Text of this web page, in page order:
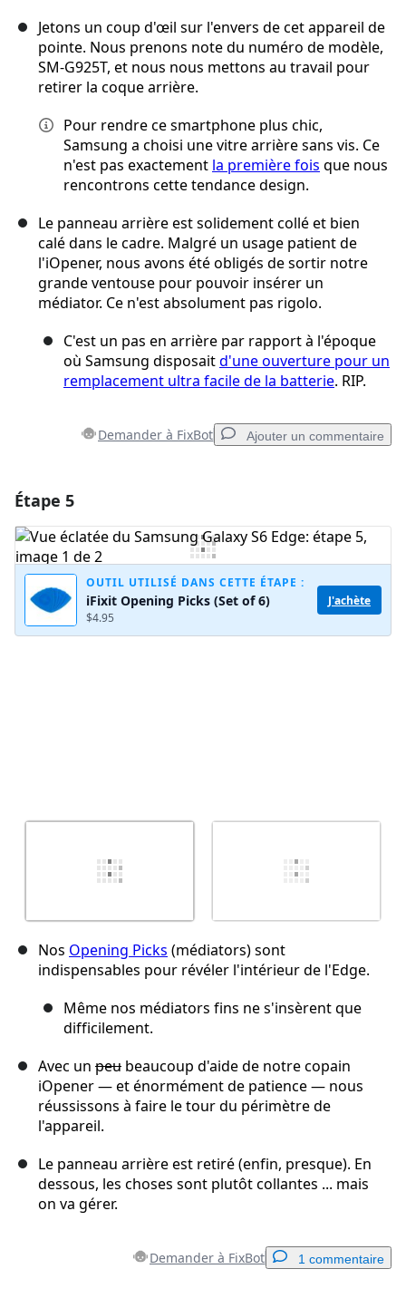
Jetons un coup d'œil sur l'envers de cet appareil de
pointe. Nous prenons note du numéro de modèle,
SM-G925T, et nous nous mettons au travail pour
retirer la coque arrière.
Pour rendre ce smartphone plus chic,
Samsung a choisi une vitre arrière sans vis. Ce
n'est pas exactement la première fois que nous
rencontrons cette tendance design.
Le panneau arrière est solidement collé et bien
calé dans le cadre. Malgré un usage patient de
l'iOpener, nous avons été obligés de sortir notre
grande ventouse pour pouvoir insérer un
médiator. Ce n'est absolument pas rigolo.
C'est un pas en arrière par rapport à l'époque
où Samsung disposaitd'une ouverture pour un
remplacement ultra facile de la batterie. RIP.
Demander à FixBot Ajouter un commentaire
Ajouter un commentaire
Étape 5
OUTIL UTILISÉ DANS CETTE ÉTAPE :
iFixit Opening Picks (Set of 6)
$4.95
J'achète
Nos Opening Picks (médiators) sont
indispensables pour révéler l'intérieur de l'Edge.
Même nos médiators fins ne s'insèrent que
difficilement.
Avec un peu beaucoup d'aide de notre copain
iOpener — et énormément de patience — nous
réussissons à faire le tour du périmètre de
l'appareil.
Le panneau arrière est retiré (enfin, presque). En
dessous, les choses sont plutôt collantes ... mais
on va gérer.
Demander à FixBot 1 commentaire